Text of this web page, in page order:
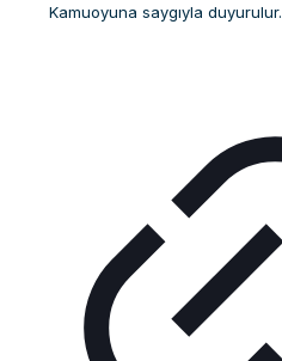
Kamuoyuna saygıyla duyurulur.